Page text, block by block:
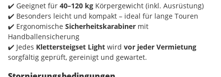
✔️ Geeignet für 40–120 kg Körpergewicht (inkl. Ausrüstung)
✔️ Besonders leicht und kompakt – ideal für lange Touren
✔️ Ergonomische Sicherheitskarabiner mit
Handballensicherung
✔️ Jedes Klettersteigset Light wird vor jeder Vermietung
sorgfältig geprüft, gereinigt und gewartet.